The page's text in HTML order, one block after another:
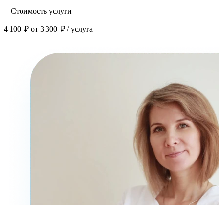
Стоимость услуги
4 100 ₽ от 3 300 ₽ / услуга